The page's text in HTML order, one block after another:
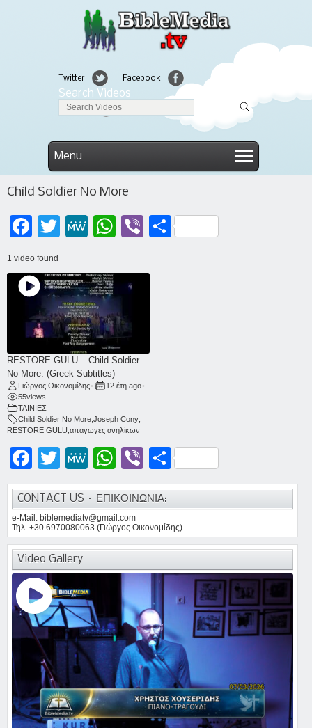
Twitter Facebook
Linkedin
Search Videos
Menu
Child Soldier No More
Facebook Twitter MeWe WhatsAppViber Μοιραστείτε
1 video found
RESTORE GULU – Child Soldier
No More. (Greek Subtitles)
Γιώργος Οικονομίδης• 12 έτη ago•
55views
ΤΑΙΝΙΕΣ
Child Soldier No More Joseph Cony
RESTORE GULU απαγωγές ανηλίκων
Facebook Twitter MeWe WhatsAppViber Μοιραστείτε
CONTACT US – ΕΠΙΚΟΙΝΩΝΙΑ:
e-Mail: biblemediatv@gmail.com
Τηλ. +30 6970080063 (Γιώργος Οικονομίδης)
Video Gallery